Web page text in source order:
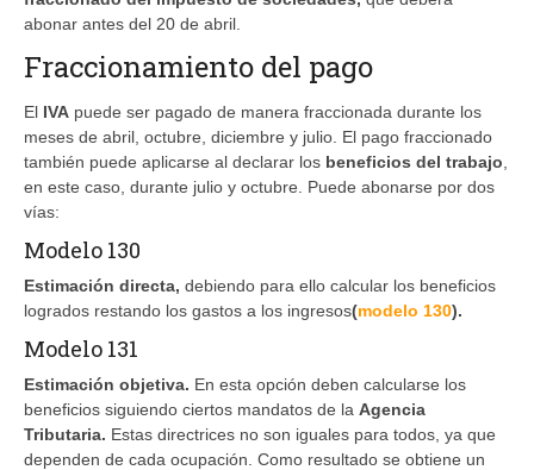
abonar antes del 20 de abril.
Fraccionamiento del pago
El IVA puede ser pagado de manera fraccionada durante los
meses de abril, octubre, diciembre y julio. El pago fraccionado
también puede aplicarse al declarar los beneficios del trabajo
en este caso, durante julio y octubre. Puede abonarse por dos
vías:
Modelo 130
Estimación directa, debiendo para ello calcular los beneficios
logrados restando los gastos a los ingresos(modelo 130).
Modelo 131
Estimación objetiva. En esta opción deben calcularse los
beneficios siguiendo ciertos mandatos de la Agencia
Tributaria. Estas directrices no son iguales para todos, ya que
dependen de cada ocupación. Como resultado se obtiene un